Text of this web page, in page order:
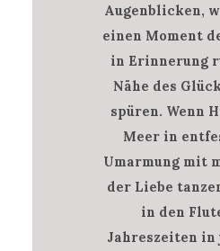
Augenblicken,
einen Moment
in Erinnerung
Nähe des
spüren. Wenn
Meer in
Umarmung mit
der Liebe
in den
Jahreszeiten in